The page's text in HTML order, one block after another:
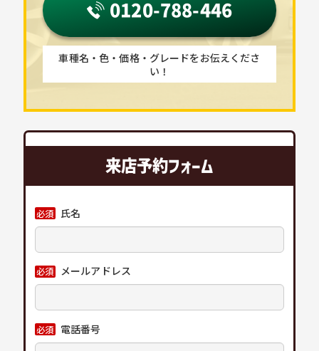
0120-788-446
車種名・色・価格・グレードをお伝えくださ
い！
来店予約フォーム
必須 氏名
必須 メールアドレス
必須 電話番号